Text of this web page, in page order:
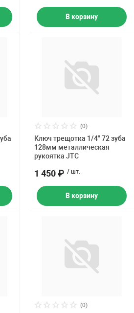
В корзину
(0)
Ключ трещотка 1/4" 72 зуба
128мм металлическая
рукоятка JTC
1 450 ₽ / шт.
В корзину
(0)